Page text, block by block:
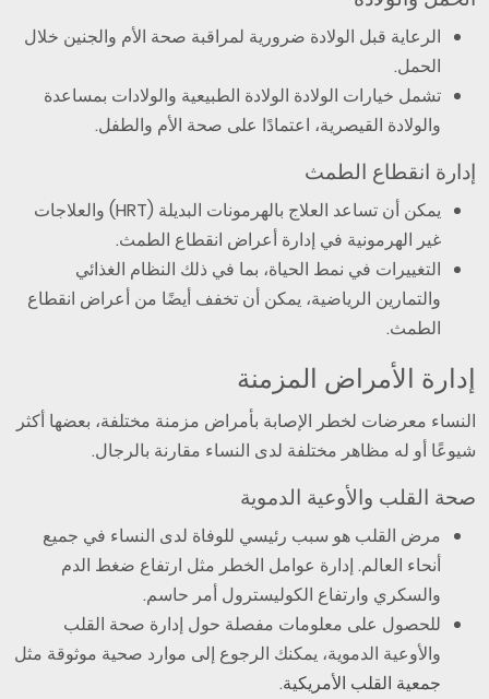
الرعاية قبل الولادة ضرورية لمراقبة صحة الأم والجنين خلال
الحمل.
تشمل خيارات الولادة الولادة الطبيعية والولادات بمساعدة
والولادة القيصرية، اعتمادًا على صحة الأم والطفل.
إدارة انقطاع الطمث
يمكن أن تساعد العلاج بالهرمونات البديلة (HRT) والعلاجات
غير الهرمونية في إدارة أعراض انقطاع الطمث.
التغييرات في نمط الحياة، بما في ذلك النظام الغذائي
والتمارين الرياضية، يمكن أن تخفف أيضًا من أعراض انقطاع
الطمث.
إدارة الأمراض المزمنة
النساء معرضات لخطر الإصابة بأمراض مزمنة مختلفة، بعضها أكثر
شيوعًا أو له مظاهر مختلفة لدى النساء مقارنة بالرجال.
صحة القلب والأوعية الدموية
مرض القلب هو سبب رئيسي للوفاة لدى النساء في جميع
أنحاء العالم. إدارة عوامل الخطر مثل ارتفاع ضغط الدم
والسكري وارتفاع الكوليسترول أمر حاسم.
للحصول على معلومات مفصلة حول إدارة صحة القلب
والأوعية الدموية، يمكنك الرجوع إلى موارد صحية موثوقة مثل
جمعية القلب الأمريكية.